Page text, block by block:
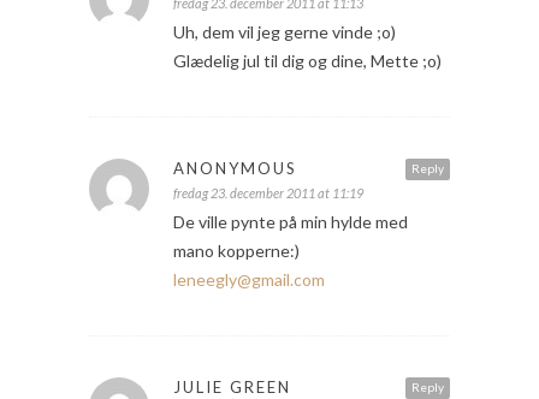
fredag 23. december 2011 at 11:13
Uh, dem vil jeg gerne vinde ;o)
Glædelig jul til dig og dine, Mette ;o)
Reply
ANONYMOUS
fredag 23. december 2011 at 11:19
De ville pynte på min hylde med
mano kopperne:)
leneegly@gmail.com
Reply
JULIE GREEN